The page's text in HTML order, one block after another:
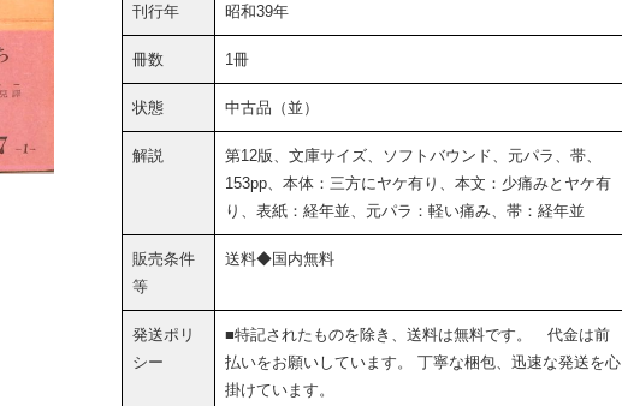
刊行年 昭和39年
冊数 1冊
状態 中古品（並）
解説
第12版、文庫サイズ、ソフトバウンド、元パラ、帯、
153pp、本体：三方にヤケ有り、本文：少痛みとヤケ有
り、表紙：経年並、元パラ：軽い痛み、帯：経年並
販売条件
等
送料◆国内無料
発送ポリ
シー
■特記されたものを除き、送料は無料です。 代金は前
払いをお願いしています。 丁寧な梱包、迅速な発送を心
掛けています。